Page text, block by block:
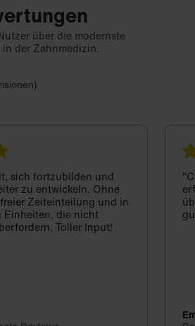
über die modernste
der Zahnmedizin.
sich fortzubilden und
zu entwickeln. Ohne
Zeiteinteilung und in
Einheiten, die nicht
Toller Input!